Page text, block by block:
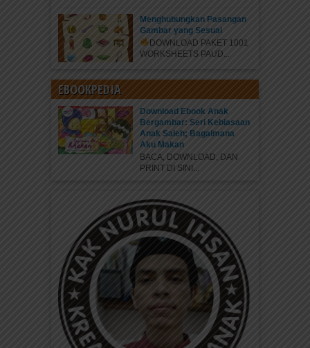
Menghubungkan Pasangan
Gambar yang Sesuai
DOWNLOAD PAKET 1001
WORKSHEETS PAUD...
EBOOKPEDIA
Download Ebook Anak
Bergambar: Seri Kebiasaan
Anak Saleh; Bagaimana
Aku Makan
BACA, DOWNLOAD, DAN
PRINT DI SINI...